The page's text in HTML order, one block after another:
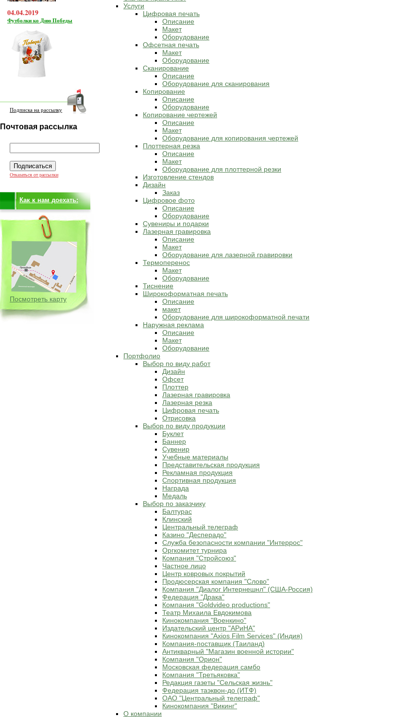
04.04.2019
Футболки ко Дню Победы
Подписка на рассылку
Почтовая рассылка
Отказаться от рассылки
Как к нам доехать:
Посмотреть карту
Услуги
Цифровая печать
Описание
Макет
Оборудование
Офсетная печать
Макет
Оборудование
Сканирование
Описание
Оборудование для сканирования
Копирование
Описание
Оборудование
Копирование чертежей
Описание
Макет
Оборудование для копирования чертежей
Плоттерная резка
Описание
Макет
Оборудование для плоттерной резки
Изготовление стендов
Дизайн
Заказ
Цифровое фото
Описание
Оборудование
Сувениры и подарки
Лазерная гравировка
Описание
Макет
Оборудование для лазерной гравировки
Термоперенос
Макет
Оборудование
Тиснение
Широкоформатная печать
Описание
макет
Оборудование для широкоформатной печати
Наружная реклама
Описание
Макет
Оборудование
Портфолио
Выбор по виду работ
Дизайн
Офсет
Плоттер
Лазерная гравировка
Лазерная резка
Цифровая печать
Отрисовка
Выбор по виду продукции
Буклет
Баннер
Сувенир
Учебные материалы
Представительская продукция
Рекламная продукция
Спортивная продукция
Награда
Медаль
Выбор по заказчику
Балтурас
Клинский
Центральный телеграф
Казино "Десперадо"
Служба безопасности компании "Интеррос"
Оргкомитет турнира
Компания "Стройсоюз"
Частное лицо
Центр ковровых покрытий
Продюсерская компания "Слово"
Компания "Диалог Интернешнл" (США-Россия)
Федерация "Драка"
Компания "Goldvideo productions"
Театр Михаила Евдокимова
Кинокомпания "Военкино"
Издательский центр "АРиНА"
Кинокомпания "Axios Film Services" (Индия)
Компания-поставщик (Таиланд)
Антикварный "Магазин военной истории"
Компания "Орион"
Московская федерация самбо
Компания "Третьяковка"
Редакция газеты "Сельская жизнь"
Федерация таэквон-до (ИТФ)
ОАО "Центральный телеграф"
Кинокомпания "Викинг"
О компании